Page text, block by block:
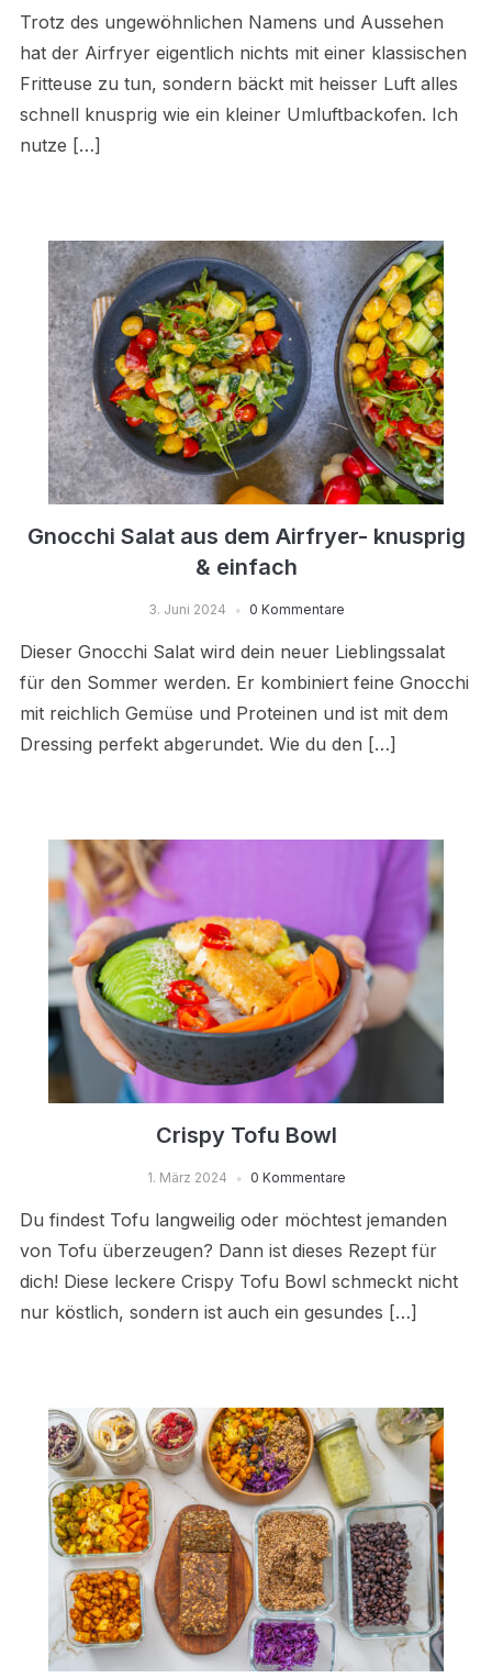
Trotz des ungewöhnlichen Namens und Aussehen
hat der Airfryer eigentlich nichts mit einer klassischen
Fritteuse zu tun, sondern bäckt mit heisser Luft alles
schnell knusprig wie ein kleiner Umluftbackofen. Ich
nutze […]
Gnocchi Salat aus dem Airfryer- knusprig
& einfach
3. Juni 2024 0 Kommentare
Dieser Gnocchi Salat wird dein neuer Lieblingssalat
für den Sommer werden. Er kombiniert feine Gnocchi
mit reichlich Gemüse und Proteinen und ist mit dem
Dressing perfekt abgerundet. Wie du den […]
Crispy Tofu Bowl
1. März 2024 0 Kommentare
Du findest Tofu langweilig oder möchtest jemanden
von Tofu überzeugen? Dann ist dieses Rezept für
dich! Diese leckere Crispy Tofu Bowl schmeckt nicht
nur köstlich, sondern ist auch ein gesundes […]